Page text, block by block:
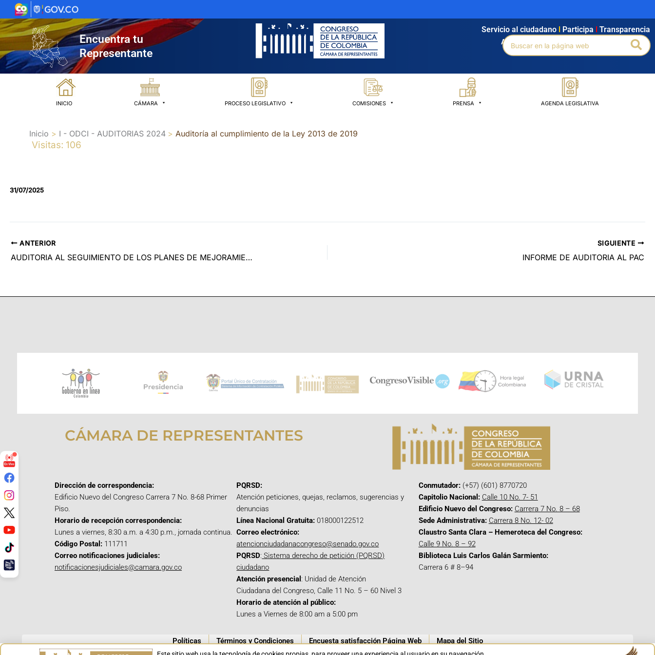
al
contenido
Encuentra tu
Representante
Agendamiento Intranet Búsqueda avanzada
Servicio al ciudadano Participa Transparencia
Buscar
por:
INICIO CÁMARA PROCESO LEGISLATIVO COMISIONES PRENSA AGENDA LEGISLATIVA
Inicio I - ODCI - AUDITORIAS 2024 Auditoría al cumplimiento de la Ley 2013 de 2019
Visitas: 106
31/07/2025
ANTERIOR
AUDITORIA AL SEGUIMIENTO DE LOS PLANES DE MEJORAMIENTO 2022-2023
SIGUIENTE
INFORME DE AUDITORIA AL PAC
CÁMARA DE REPRESENTANTES
Dirección de correspondencia:
Edificio Nuevo del Congreso Carrera 7 No. 8-68 Primer
Piso.
Horario de recepción correspondencia:
Lunes a viernes, 8:30 a.m. a 4:30 p.m., jornada continua.
Código Postal: 111711
Correo notificaciones judiciales:
notificacionesjudiciales@camara.gov.co
PQRSD:
Atención peticiones, quejas, reclamos, sugerencias y
denuncias
Línea Nacional Gratuita: 018000122512
Correo electrónico:
atencionciudadanacongreso@senado.gov.co
PQRSD: Sistema derecho de petición (PQRSD)
ciudadano
Atención presencial : Unidad de Atención
Ciudadana del Congreso, Calle 11 No. 5 – 60 Nivel 3
Horario de atención al público:
Lunes a Viernes de 8:00 am a 5:00 pm
Conmutador:(+57) (601) 8770720
Capitolio Nacional: Calle 10 No. 7- 51
Edificio Nuevo del Congreso: Carrera 7 No. 8 – 68
Sede Administrativa: Carrera 8 No. 12- 02
Claustro Santa Clara – Hemeroteca del Congreso:
Calle 9 No. 8 – 92
Biblioteca Luis Carlos Galán Sarmiento:
Carrera 6 # 8–94
Políticas Términos y Condiciones Encuesta satisfacción Página Web Mapa del Sitio